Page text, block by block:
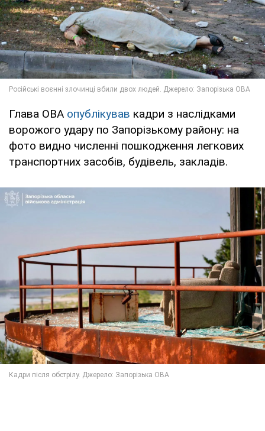
Глава ОВА опублікував кадри з наслідками
ворожого удару по Запорізькому району: на
фото видно численні пошкодження легкових
транспортних засобів, будівель, закладів.